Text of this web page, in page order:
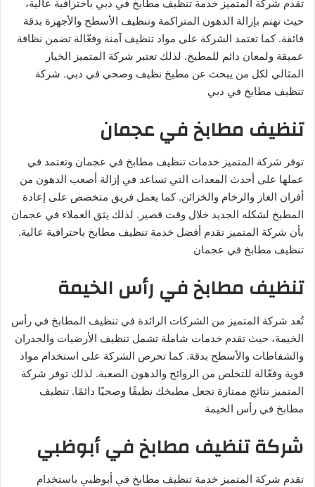
تقدم شركة المتميز خدمة تنظيف مطابخ في دبي باحترافية عالية،
حيث تهتم بإزالة الدهون المتراكمة وتنظيف الأسطح والأجهزة بدقة
فائقة. كما تعتمد الشركة على مواد تنظيف آمنة وفعّالة تضمن نظافة
عميقة ولمعان دائم للمطبخ. لذلك تعتبر شركة المتميز الخيار
المثالي لكل من يبحث عن مطبخ نظيف وصحي في دبي. شركة
تنظيف مطابخ في دبي
تنظيف مطابخ في عجمان
توفر شركة المتميز خدمات تنظيف مطابخ في عجمان وتعتمد في
عملها على أحدث المعدات التي تساعد في إزالة أصعب الدهون من
أفران الغاز والرخام والخزائن. كما يعمل فريق متخصص على إعادة
المطبخ لشكله الجديد خلال وقت قصير. لذلك يثق العملاء في عجمان
بأن شركة المتميز تقدم أفضل خدمة تنظيف مطابخ باحترافية عالية.
تنظيف مطابخ في عجمان
تنظيف مطابخ في رأس الخيمة
تُعد شركة المتميز من الشركات الرائدة في تنظيف المطابخ في رأس
الخيمة، حيث تقدم خدمات شاملة تشمل تنظيف الأرضيات والجدران
والشفاطات والأسطح بدقة. كما تحرص الشركة على استخدام مواد
قوية وفعّالة للتخلص من الروائح والدهون الصعبة. لذلك توفر شركة
المتميز نتائج ممتازة تجعل مطبخك نظيفًا وصحيًا دائمًا. تنظيف
مطابخ في رأس الخيمة
شركة تنظيف مطابخ في أبوظبي
تقدم شركة المتميز خدمة تنظيف مطابخ في أبوظبي باستخدام